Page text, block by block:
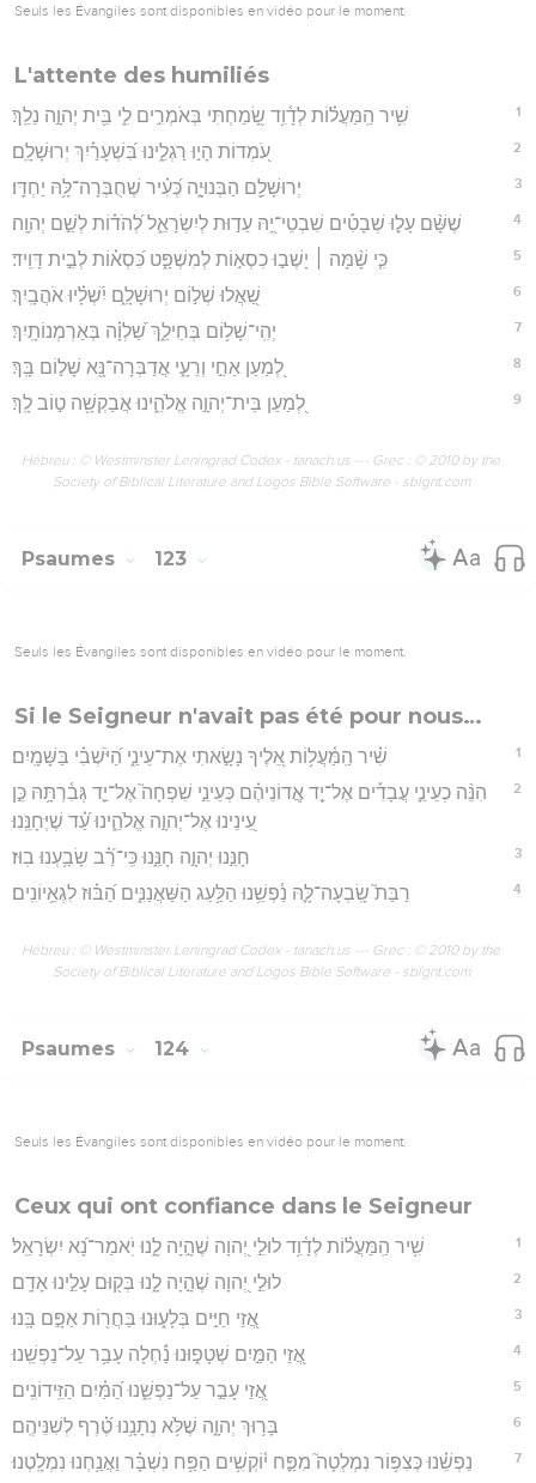
Seuls les Évangiles sont disponibles en vidéo pour le moment.
L'attente des humiliés
1 שִׁ֥יר הַֽמַּעֲל֗וֹת לְדָ֫וִ֥ד שָׂ֭מַחְתִּי בְּאֹמְרִ֣ים לִ֑י בֵּ֖ית יְהוָ֣ה נֵלֵֽךְ׃
2 עֹ֭מְדוֹת הָי֣וּ רַגְלֵ֑ינוּ בִּ֝שְׁעָרַ֗יִךְ יְרוּשָׁלִָֽם׃
3 יְרוּשָׁלִַ֥ם הַבְּנוּיָ֑ה כְּ֝עִ֗יר שֶׁחֻבְּרָה־לָּ֥הּ יַחְדָּֽו׃
4 שֶׁשָּׁ֨ם עָל֪וּ שְׁבָטִ֡ים שִׁבְטֵי־יָ֭הּ עֵד֣וּת לְיִשְׂרָאֵ֑ל לְ֝הֹד֗וֹת לְשֵׁ֣ם יְהוָֽה׃
5 כִּ֤י שָׁ֨מָּה ׀ יָשְׁב֣וּ כִסְא֣וֹת לְמִשְׁפָּ֑ט כִּ֝סְא֗וֹת לְבֵ֣ית דָּוִֽיד׃
6 שַׁ֭אֲלוּ שְׁל֣וֹם יְרוּשָׁלִָ֑ם יִ֝שְׁלָ֗יוּ אֹהֲבָֽיִךְ׃
7 יְהִֽי־שָׁל֥וֹם בְּחֵילֵ֑ךְ שַׁ֝לְוָ֗ה בְּאַרְמְנוֹתָֽיִךְ׃
8 לְ֭מַעַן אַחַ֣י וְרֵעָ֑י אֲדַבְּרָה־נָּ֖א שָׁל֣וֹם בָּֽךְ׃
9 לְ֭מַעַן בֵּית־יְהוָ֣ה אֱלֹהֵ֑ינוּ אֲבַקְשָׁ֖ה ט֣וֹב לָֽךְ׃
Hébreu : © Westminster Leningrad Codex - tanach.us --- Grec : © 2010 by the
Society of Biblical Literature and Logos Bible Software - sblgnt.com
Psaumes 123
Seuls les Évangiles sont disponibles en vidéo pour le moment.
Si le Seigneur n'avait pas été pour nous…
1 שִׁ֗יר הַֽמַּ֫עֲל֥וֹת אֵ֭לֶיךָ נָשָׂ֣אתִי אֶת־עֵינַ֑י הַ֝יֹּשְׁבִ֗י בַּשָּׁמָֽיִם׃
2
הִנֵּ֨ה כְעֵינֵ֪י עֲבָדִ֡ים אֶל־יַ֤ד אֲ‍ֽדוֹנֵיהֶ֗ם כְּעֵינֵ֣י שִׁפְחָה֮ אֶל־יַ֪ד גְּבִ֫רְתָּ֥הּ כֵּ֣ן
עֵ֭ינֵינוּ אֶל־יְהוָ֣ה אֱלֹהֵ֑ינוּ עַ֝֗ד שֶׁיְּחָנֵּֽנוּ׃
3 חָנֵּ֣נוּ יְהוָ֣ה חָנֵּ֑נוּ כִּֽי־רַ֝֗ב שָׂבַ֥עְנוּ בֽוּז׃
4 רַבַּת֮ שָֽׂבְעָה־לָּ֪הּ נַ֫פְשֵׁ֥נוּ הַלַּ֥עַג הַשַּׁאֲנַנִּ֑ים הַ֝בּ֗וּז לִגְאֵ֥יוֹנִֽים׃
Hébreu : © Westminster Leningrad Codex - tanach.us --- Grec : © 2010 by the
Society of Biblical Literature and Logos Bible Software - sblgnt.com
Psaumes 124
Seuls les Évangiles sont disponibles en vidéo pour le moment.
Ceux qui ont confiance dans le Seigneur
1 שִׁ֥יר הַֽמַּעֲל֗וֹת לְדָ֫וִ֥ד לוּלֵ֣י יְ֭הוָה שֶׁהָ֣יָה לָ֑נוּ יֹֽאמַר־נָ֝א יִשְׂרָאֵֽל׃
2 לוּלֵ֣י יְ֭הוָה שֶׁהָ֣יָה לָ֑נוּ בְּק֖וּם עָלֵ֣ינוּ אָדָֽם׃
3 אֲ֭זַי חַיִּ֣ים בְּלָע֑וּנוּ בַּחֲר֖וֹת אַפָּ֣ם בָּֽנוּ׃
4 אֲ֭זַי הַמַּ֣יִם שְׁטָפ֑וּנוּ נַ֗֜חְלָה עָבַ֥ר עַל־נַפְשֵֽׁנוּ׃
5 אֲ֭זַי עָבַ֣ר עַל־נַפְשֵׁ֑נוּ הַ֝מַּ֗יִם הַזֵּֽידוֹנִֽים׃
6 בָּר֥וּךְ יְהוָ֑ה שֶׁלֹּ֥א נְתָנָ֥נוּ טֶ֝֗רֶף לְשִׁנֵּיהֶֽם׃
7 נַפְשֵׁ֗נוּ כְּצִפּ֥וֹר נִמְלְטָה֮ מִפַּ֪ח י֫וֹקְשִׁ֥ים הַפַּ֥ח נִשְׁבָּ֗ר וַאֲנַ֥חְנוּ נִמְלָֽטְנוּ׃